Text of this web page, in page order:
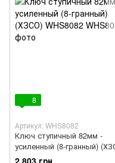
8
Артикул: WHS8082
Ключ ступичный 82мм -
усиленный (8-гранный)
WHS8082